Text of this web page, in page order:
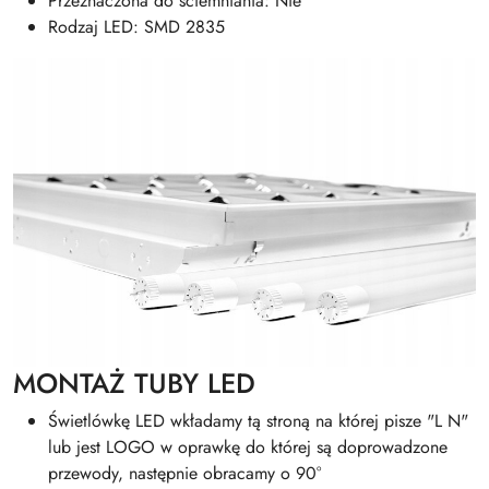
Rodzaj LED: SMD 2835
MONTAŻ TUBY LED
Świetlówkę LED wkładamy tą stroną na której pisze "L N"
lub jest LOGO w oprawkę do której są doprowadzone
przewody, następnie obracamy o 90°